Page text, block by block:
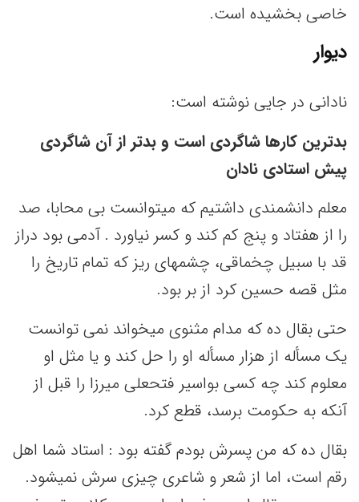
خاصی بخشیده است.
دیوار
نادانی در جایی نوشته است:
بدترین کارها شاگردی است و بدتر از آن شاگردی
پیش استادی نادان
معلم دانشمندی داشتیم که میتوانست بی محابا، صد
را از هفتاد و پنج کم کند و کسر نیاورد . آدمی بود دراز
قد با سبیل چخماقی، چشمهای ریز که تمام تاریخ را
مثل قصه حسین کرد از بر بود.
حتى بقال ده که مدام مثنوی میخواند نمی توانست
یک مسأله از هزار مسأله او را حل کند و یا مثل او
معلوم کند چه کسی بواسیر فتحعلی میرزا را قبل از
آنکه به حکومت برسد، قطع کرد.
بقال ده که من پسرش بودم گفته بود : استاد شما اهل
رقم است، اما از شعر و شاعری چیزی سرش نمیشود.